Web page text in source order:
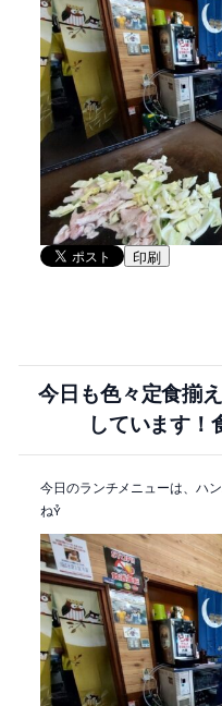
印刷
今日も色々定食揃
しています！
今日のランチメニューは、ハ
ね